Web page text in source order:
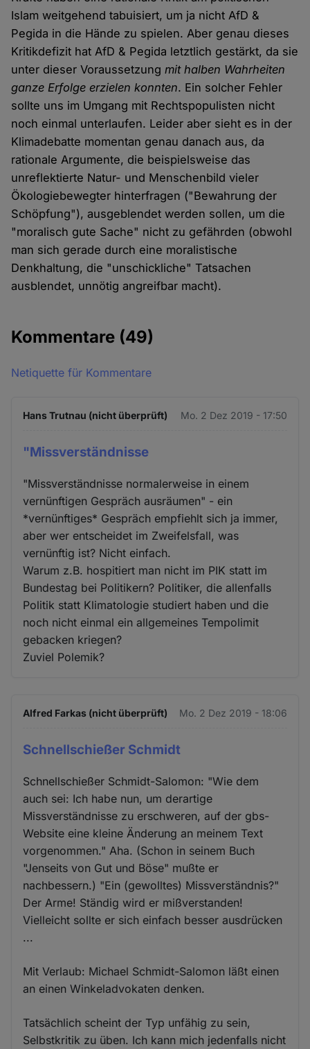
Islam weitgehend tabuisiert, um ja nicht AfD &
Pegida in die Hände zu spielen. Aber genau dieses
Kritikdefizit hat AfD & Pegida letztlich gestärkt, da sie
unter dieser Voraussetzungmit halben Wahrheiten
ganze Erfolge erzielen konnten. Ein solcher Fehler
sollte uns im Umgang mit Rechtspopulisten nicht
noch einmal unterlaufen. Leider aber sieht es in der
Klimadebatte momentan genau danach aus, da
rationale Argumente, die beispielsweise das
unreflektierte Natur- und Menschenbild vieler
Ökologiebewegter hinterfragen ("Bewahrung der
Schöpfung"), ausgeblendet werden sollen, um die
"moralisch gute Sache" nicht zu gefährden (obwohl
man sich gerade durch eine moralistische
Denkhaltung, die "unschickliche" Tatsachen
ausblendet, unnötig angreifbar macht).
Kommentare (49)
Netiquette für Kommentare
Hans Trutnau (nicht überprüft) Mo. 2 Dez 2019 - 17:50
"Missverständnisse
"Missverständnisse normalerweise in einem
vernünftigen Gespräch ausräumen" - ein
*vernünftiges* Gespräch empfiehlt sich ja immer,
aber wer entscheidet im Zweifelsfall, was
vernünftig ist? Nicht einfach.
Warum z.B. hospitiert man nicht im PIK statt im
Bundestag bei Politikern? Politiker, die allenfalls
Politik statt Klimatologie studiert haben und die
noch nicht einmal ein allgemeines Tempolimit
gebacken kriegen?
Zuviel Polemik?
Alfred Farkas (nicht überprüft) Mo. 2 Dez 2019 - 18:06
Schnellschießer Schmidt
Schnellschießer Schmidt-Salomon: "Wie dem
auch sei: Ich habe nun, um derartige
Missverständnisse zu erschweren, auf der gbs-
Website eine kleine Änderung an meinem Text
vorgenommen." Aha. (Schon in seinem Buch
"Jenseits von Gut und Böse" mußte er
nachbessern.) "Ein (gewolltes) Missverständnis?"
Der Arme! Ständig wird er mißverstanden!
Vielleicht sollte er sich einfach besser ausdrücken
...
Mit Verlaub: Michael Schmidt-Salomon läßt einen
an einen Winkeladvokaten denken.
Tatsächlich scheint der Typ unfähig zu sein,
Selbstkritik zu üben. Ich kann mich jedenfalls nicht